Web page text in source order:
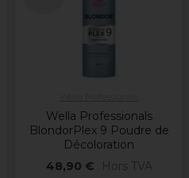
Wella Professionals
BlondorPlex 9 Poudre de
Décoloration
48,90 €
Hors TVA